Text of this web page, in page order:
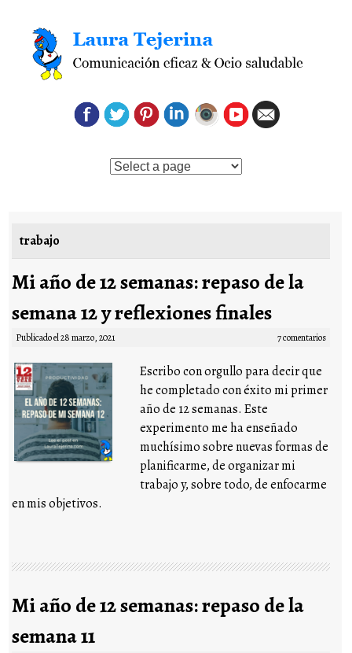
Saltar al contenido
trabajo
Mi año de 12 semanas: repaso de la
semana 12 y reflexiones finales
Publicado el28 marzo, 2021 7 comentarios
Escribo con orgullo para decir que
he completado con éxito mi primer
año de 12 semanas. Este
experimento me ha enseñado
muchísimo sobre nuevas formas de
planificarme, de organizar mi
trabajo y, sobre todo, de enfocarme
en mis objetivos.
Mi año de 12 semanas: repaso de la
semana 11